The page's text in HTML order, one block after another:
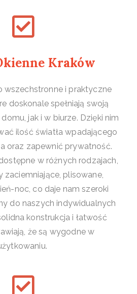
Kraków
wszechstronne i praktyczne
doskonale spełniają swoją
jak i w biurze. Dzięki nim
ilość światła wpadającego
oraz zapewnić prywatność.
w różnych rodzajach,
zaciemniające, plisowane,
noc, co daje nam szeroki
do naszych indywidualnych
konstrukcja i łatwość
że są wygodne w